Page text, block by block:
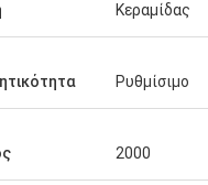
Κεραμίδας
Ρυθμίσιμο
2000